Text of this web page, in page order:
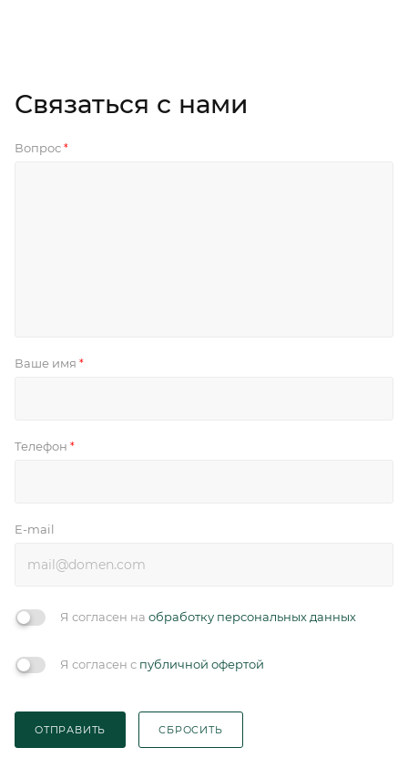
Связаться с нами
Вопрос *
Ваше имя *
Телефон *
E-mail
Я согласен на обработку персональных данных
Я согласен с публичной офертой
ОТПРАВИТЬ СБРОСИТЬ